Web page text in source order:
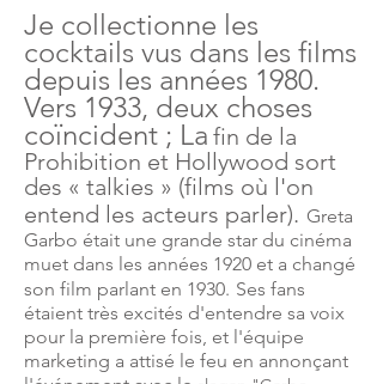
Je collectionne les
cocktails vus dans les films
depuis les années 1980.
Vers 1933, deux choses
coïncident ; La fin de la
Prohibition et Hollywood sort
des « talkies » (films où l'on
entend les acteurs parler). Greta
Garbo était une grande star du cinéma
muet dans les années 1920 et a changé
son film parlant en 1930. Ses fans
étaient très excités d'entendre sa voix
pour la première fois, et l'équipe
marketing a attisé le feu en annonçant